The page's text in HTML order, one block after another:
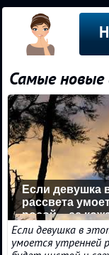
Самые новые
Если девушка
рассвета
росой – ее
чистой и свеже
Если девушка в
умоется утренней